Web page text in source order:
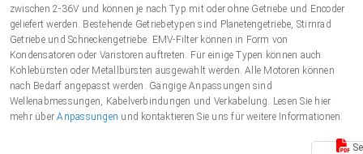
Norsk (NOK)
Suomi (EUR)
Svenska (SEK)
zwischen 2-36V und können je nach Typ mit oder ohne Getriebe und Encoder
geliefert werden. Bestehende Getriebetypen sind Planetengetriebe, Stirnrad
Getriebe und Schneckengetriebe. EMV-Filter können in Form von
Kondensatoren oder Varistoren auftreten. Für einige Typen können auch
Kohlebürsten oder Metallbürsten ausgewählt werden. Alle Motoren können
nach Bedarf angepasst werden. Gängige Anpassungen sind
Wellenabmessungen, Kabelverbindungen und Verkabelung. Lesen Sie hier
mehr überAnpassungen und kontaktieren Sie uns für weitere Informationen.